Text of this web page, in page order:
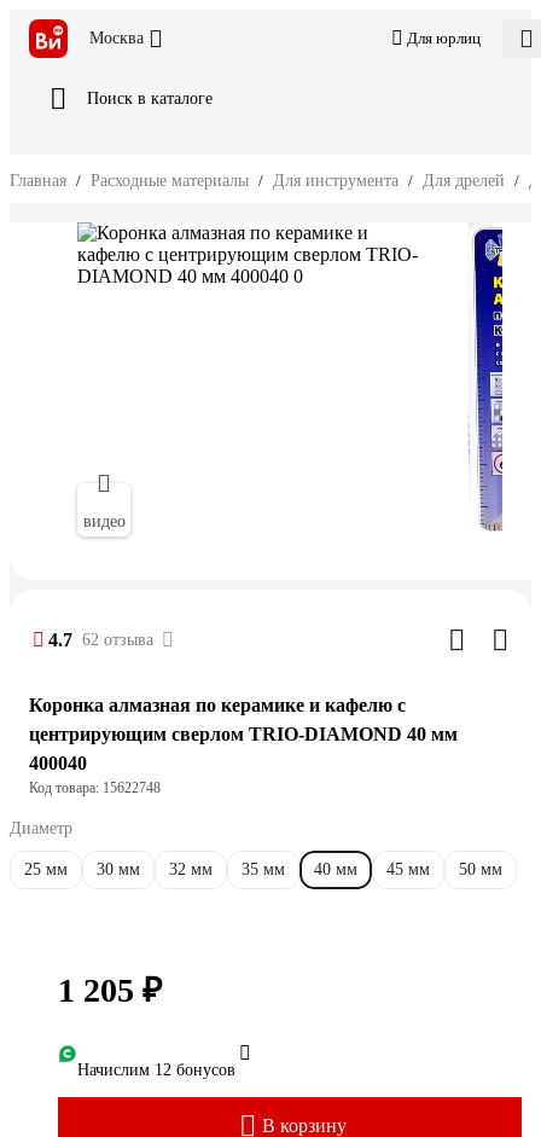
Москва Для юрлиц
Поиск в каталоге
Главная / Расходные материалы / Для инструмента / Для дрелей /
видео
4.7 62 отзыва
Коронка алмазная по керамике и кафелю с
центрирующим сверлом TRIO-DIAMOND 40 мм
400040
Код товара: 15622748
Диаметр
25 мм 30 мм 32 мм 35 мм 40 мм 45 мм 50 мм
1 205 ₽
Начислим 12 бонусов
В корзину